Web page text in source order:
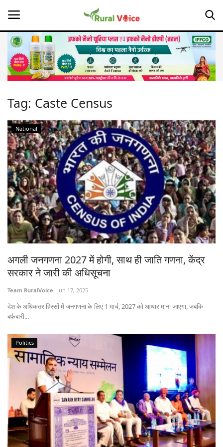
Home
About Us
Leadership Profiles
Opinion
Politics
Magazine
States
Events
Agribusiness
Agritech
Cooperatives
International
Rural Dialogue
Ground Report
Rural Connect
Tag: Caste Census
National
अगली जनगणना 2027 में होगी, साथ ही जाति गणना, केंद्र
सरकार ने जारी की अधिसूचना
Team RuralVoice Jun 17, 2025
देश के अधिकतर हिस्सों में जनगणना के लिए 1 मार्च, 2027 को आधार माना जाएगा, जबकि
बर्फबारी...
Politics